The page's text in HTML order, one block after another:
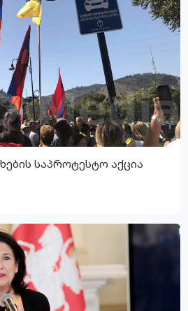
საპროტესტო აქცია